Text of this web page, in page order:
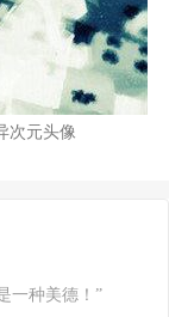
次元头像
一种美德！”